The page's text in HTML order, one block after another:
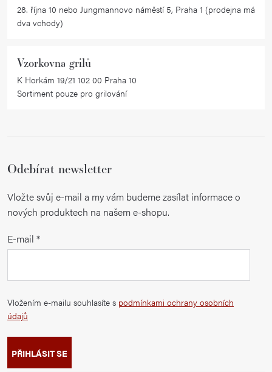
28. října 10 nebo Jungmannovo náměstí 5, Praha 1 (prodejna má
dva vchody)
Vzorkovna grilů
K Horkám 19/21 102 00 Praha 10
Sortiment pouze pro grilování
Odebírat newsletter
Vložte svůj e-mail a my vám budeme zasílat informace o
nových produktech na našem e-shopu.
E-mail
Vložením e-mailu souhlasíte s podmínkami ochrany osobních
údajů
PŘIHLÁSIT SE